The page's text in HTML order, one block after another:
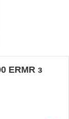
ERMR з